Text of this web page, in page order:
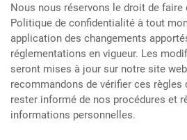
Nous nous réservons le droit de faire
Politique de confidentialité à tout
application des changements
réglementations en vigueur. Les
seront mises à jour sur notre site
recommandons de vérifier ces règles
rester informé de nos procédures et
informations personnelles.